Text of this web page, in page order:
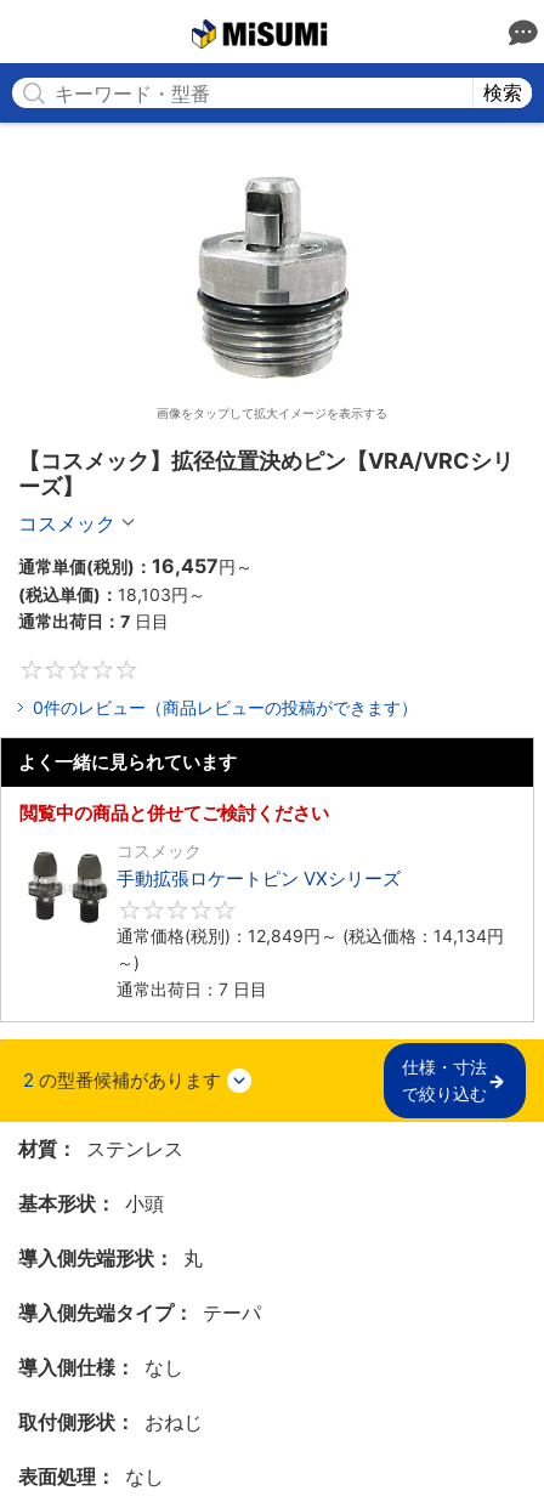
検索
画像をタップして拡大イメージを表示する
【コスメック】拡径位置決めピン【VRA/VRCシリ
ーズ】
コスメック
通常単価(税別)： 16,457円 ～
(税込単価)： 18,103円 ～
通常出荷日： 7 日目
0件のレビュー（商品レビューの投稿ができます）
よく一緒に見られています
閲覧中の商品と併せてご検討ください
コスメック
手動拡張ロケートピン VXシリーズ
通常価格(税別)： 12,849円 ～ (税込価格： 14,134円
～)
通常出荷日：7 日目
2 の型番候補があります
仕様・寸法
で絞り込む
材質： ステンレス
基本形状： 小頭
導入側先端形状： 丸
導入側先端タイプ： テーパ
導入側仕様： なし
取付側形状： おねじ
表面処理： なし